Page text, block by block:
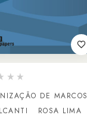
DE MARCOS
ROSA LIMA